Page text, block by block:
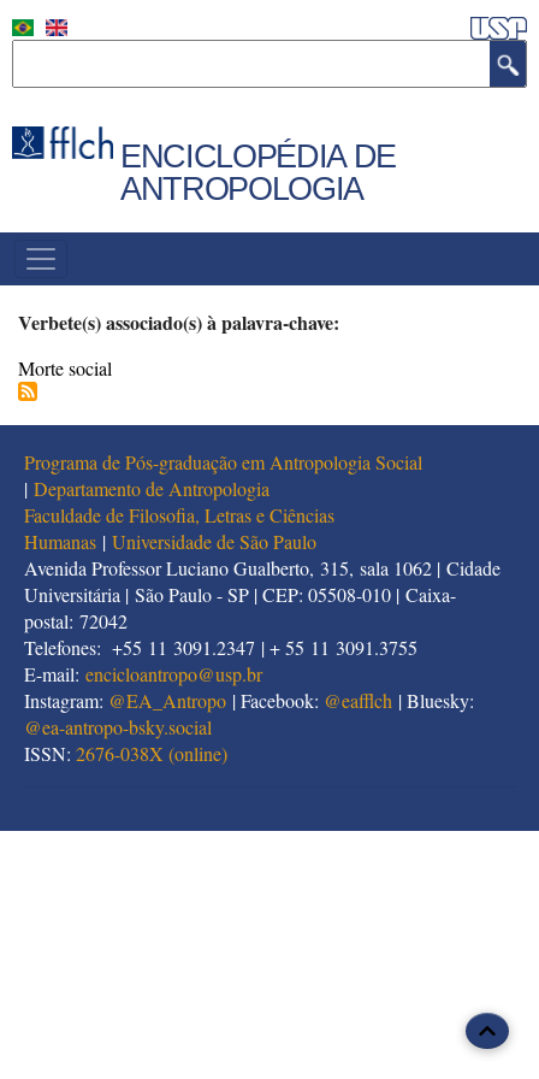
para
conteúdo
ENCICLOPÉDIA DE
ANTROPOLOGIA
MENU
PRINCIPAL
Verbete(s) associado(s) à palavra-chave:
Morte social
Programa de Pós-graduação em Antropologia Social
| Departamento de Antropologia
Faculdade de Filosofia, Letras e Ciências
Humanas | Universidade de São Paulo
Avenida Professor Luciano Gualberto, 315, sala 1062 | Cidade
Universitária | São Paulo - SP | CEP: 05508-010 | Caixa-
postal: 72042
Telefones: +55 11 3091.2347 | + 55 11 3091.3755
E-mail: encicloantropo@usp.br
Instagram: @EA_Antropo | Facebook: @eafflch | Bluesky:
@ea-antropo-bsky.social
ISSN: 2676-038X (online)